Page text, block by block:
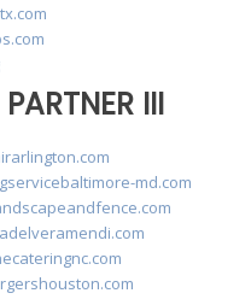
III
md.com